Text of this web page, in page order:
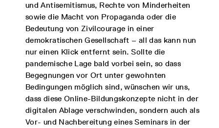
und Antisemitismus, Rechte von Minderheiten
sowie die Macht von Propaganda oder die
Bedeutung von Zivilcourage in einer
demokratischen Gesellschaft – all das kann nun
nur einen Klick entfernt sein. Sollte die
pandemische Lage bald vorbei sein, so dass
Begegnungen vor Ort unter gewohnten
Bedingungen möglich sind, wünschen wir uns,
dass diese Online-Bildungskonzepte nicht in der
digitalen Ablage verschwinden, sondern auch als
Vor- und Nachbereitung eines Seminars in der